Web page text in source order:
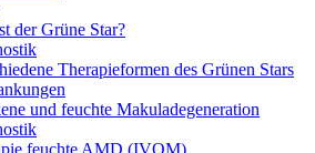
der Grüne Star?
Therapieformen des Grünen Stars
und feuchte Makuladegeneration
feuchte AMD (IVOM)